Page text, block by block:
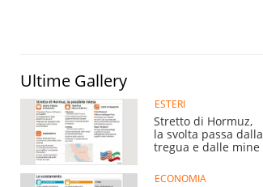
Ultime Gallery
ESTERI
Stretto di Hormuz,
la svolta passa dalla
tregua e dalle mine
ECONOMIA